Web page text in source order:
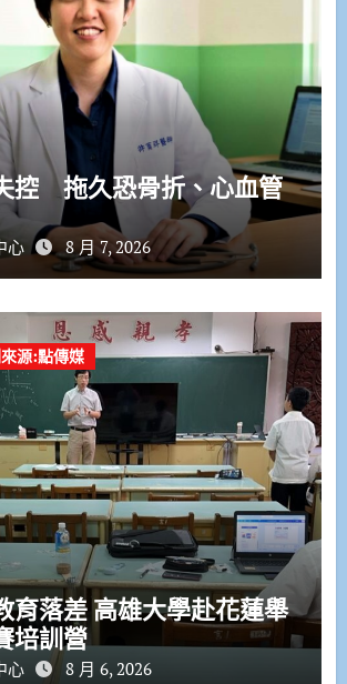
控 拖久恐骨折、心血管
心 8 月 7, 2026
源:點傳媒
大學赴花蓮舉
培訓營
心 8 月 6, 2026